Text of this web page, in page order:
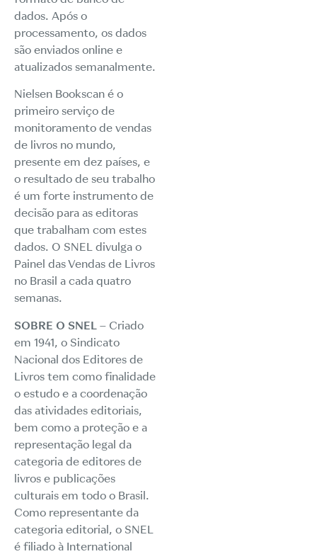
dados. Após o
processamento, os dados
são enviados online e
atualizados semanalmente.
Nielsen Bookscan é o
primeiro serviço de
monitoramento de vendas
de livros no mundo,
presente em dez países, e
o resultado de seu trabalho
é um forte instrumento de
decisão para as editoras
que trabalham com estes
dados. O SNEL divulga o
Painel das Vendas de Livros
no Brasil a cada quatro
semanas.
SOBRE O SNEL – Criado
em 1941, o Sindicato
Nacional dos Editores de
Livros tem como finalidade
o estudo e a coordenação
das atividades editoriais,
bem como a proteção e a
representação legal da
categoria de editores de
livros e publicações
culturais em todo o Brasil.
Como representante da
categoria editorial, o SNEL
é filiado à International